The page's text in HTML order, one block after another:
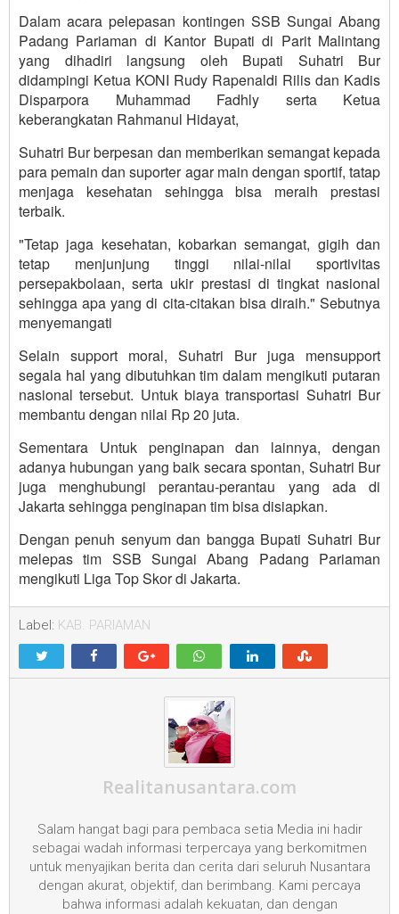
Dalam acara pelepasan kontingen SSB Sungai Abang
Padang Pariaman di Kantor Bupati di Parit Malintang
yang dihadiri langsung oleh Bupati Suhatri Bur
didampingi Ketua KONI Rudy Rapenaldi Rilis dan Kadis
Disparpora Muhammad Fadhly serta Ketua
keberangkatan Rahmanul Hidayat,
Suhatri Bur berpesan dan memberikan semangat kepada
para pemain dan suporter agar main dengan sportif, tatap
menjaga kesehatan sehingga bisa meraih prestasi
terbaik.
"Tetap jaga kesehatan, kobarkan semangat, gigih dan
tetap menjunjung tinggi nilai-nilai sportivitas
persepakbolaan, serta ukir prestasi di tingkat nasional
sehingga apa yang di cita-citakan bisa diraih." Sebutnya
menyemangati
Selain support moral, Suhatri Bur juga mensupport
segala hal yang dibutuhkan tim dalam mengikuti putaran
nasional tersebut. Untuk biaya transportasi Suhatri Bur
membantu dengan nilai Rp 20 juta.
Sementara Untuk penginapan dan lainnya, dengan
adanya hubungan yang baik secara spontan, Suhatri Bur
juga menghubungi perantau-perantau yang ada di
Jakarta sehingga penginapan tim bisa disiapkan.
Dengan penuh senyum dan bangga Bupati Suhatri Bur
melepas tim SSB Sungai Abang Padang Pariaman
mengikuti Liga Top Skor di Jakarta.
Label: KAB. PARIAMAN
Realitanusantara.com
Salam hangat bagi para pembaca setia Media ini hadir
sebagai wadah informasi terpercaya yang berkomitmen
untuk menyajikan berita dan cerita dari seluruh Nusantara
dengan akurat, objektif, dan berimbang. Kami percaya
bahwa informasi adalah kekuatan, dan dengan